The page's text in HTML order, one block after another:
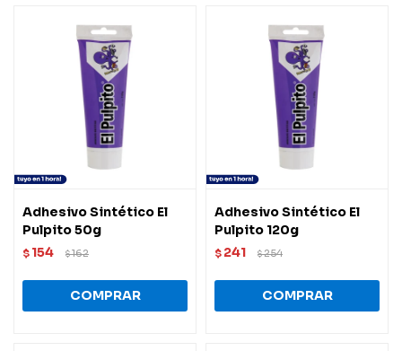
Adhesivo Sintético El
Pulpito 50g
$ 154 $162
Adhesivo Sintético El
Pulpito 120g
$ 241 $254